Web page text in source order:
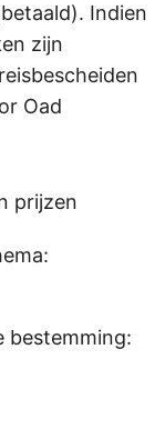
Indien
zijn
Oad
prijzen
bestemming: